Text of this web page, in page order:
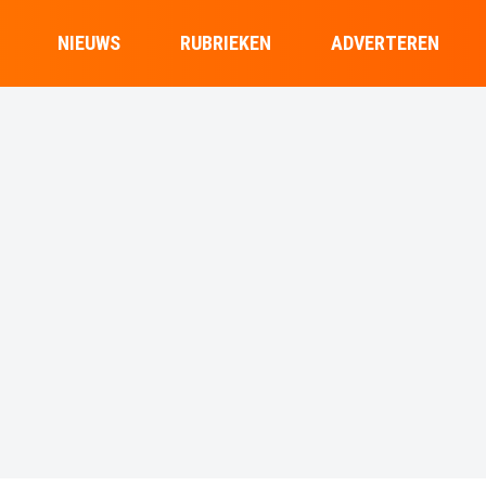
NIEUWS RUBRIEKEN ADVERTEREN